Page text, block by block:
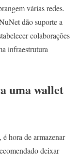
várias redes.
dão suporte a
colaborações
infraestrutura
uma wallet
hora de armazenar
deixar